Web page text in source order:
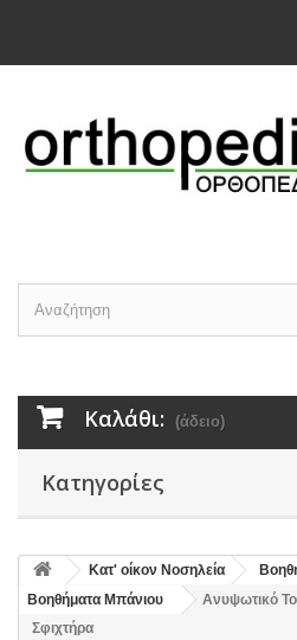
Καλάθι: (άδειο)
Κατηγορίες
Κατ' οίκον Νοσηλεία
Βοηθήματα Μπάνιου
Ανυψωτικό
Σφιχτήρα